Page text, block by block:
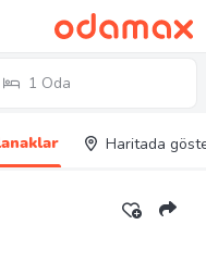
1 Oda
Haritada